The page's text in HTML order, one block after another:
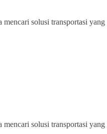
solusi transportasi yang
solusi transportasi yang